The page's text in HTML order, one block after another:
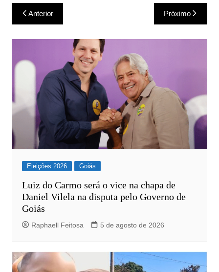
Navegação
de
Post
Anterior Próximo
Eleições 2026 Goiás
Luiz do Carmo será o vice na chapa de
Daniel Vilela na disputa pelo Governo de
Goiás
Raphaell Feitosa 5 de agosto de 2026